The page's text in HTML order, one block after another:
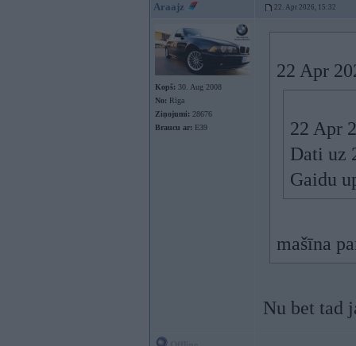
Araajz 22. Apr 2026, 15:32
Kopš: 30. Aug 2008
No: Rīga
Ziņojumi: 28676
Braucu ar: E39
22 Apr
22 Apr
Dati uz
Gaidu
mašīna
Nu bet tad